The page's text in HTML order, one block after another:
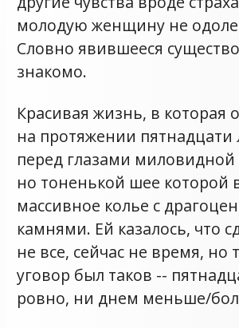
молодую женщину не
Словно явившееся
знакомо.
Красивая жизнь, в которая
на протяжении пятнадцати
перед глазами
но тоненькой шее которой
массивное колье с
камнями. Ей казалось, что
не все, сейчас не время, но
уговор был таков --
ровно, ни днем меньше/